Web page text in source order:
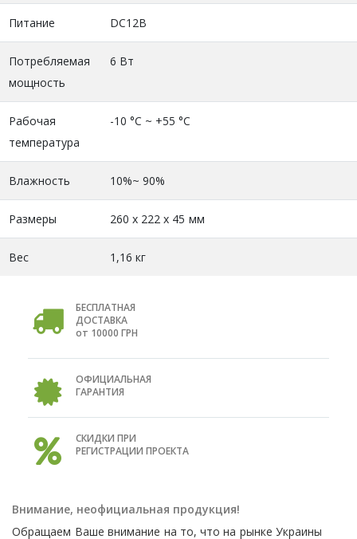
Питание DC12В
Потребляемая
мощность
6 Вт
Рабочая
температура
-10 °C ~ +55 °C
Влажность 10%~ 90%
Размеры 260 х 222 х 45 мм
Вес 1,16 кг
БЕСПЛАТНАЯ
ДОСТАВКА
от 10000 ГРН
ОФИЦИАЛЬНАЯ
ГАРАНТИЯ
СКИДКИ ПРИ
РЕГИСТРАЦИИ ПРОЕКТА
Внимание, неофициальная продукция!
Обращаем Ваше внимание на то, что на рынке Украины